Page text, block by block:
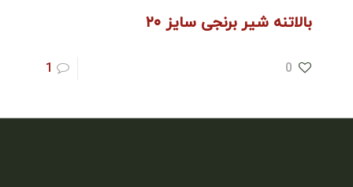
بالاتنه شیر برنجی سایز ۲۰
0
1